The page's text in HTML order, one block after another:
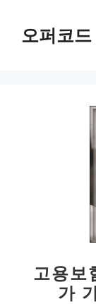
오퍼코드
고용보
가